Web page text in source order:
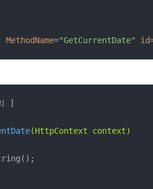
MethodName="GetCurrentDate" id
]
(HttpContext context)